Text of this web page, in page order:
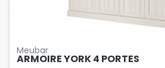
Meubar
ARMOIRE YORK 4 PORTES